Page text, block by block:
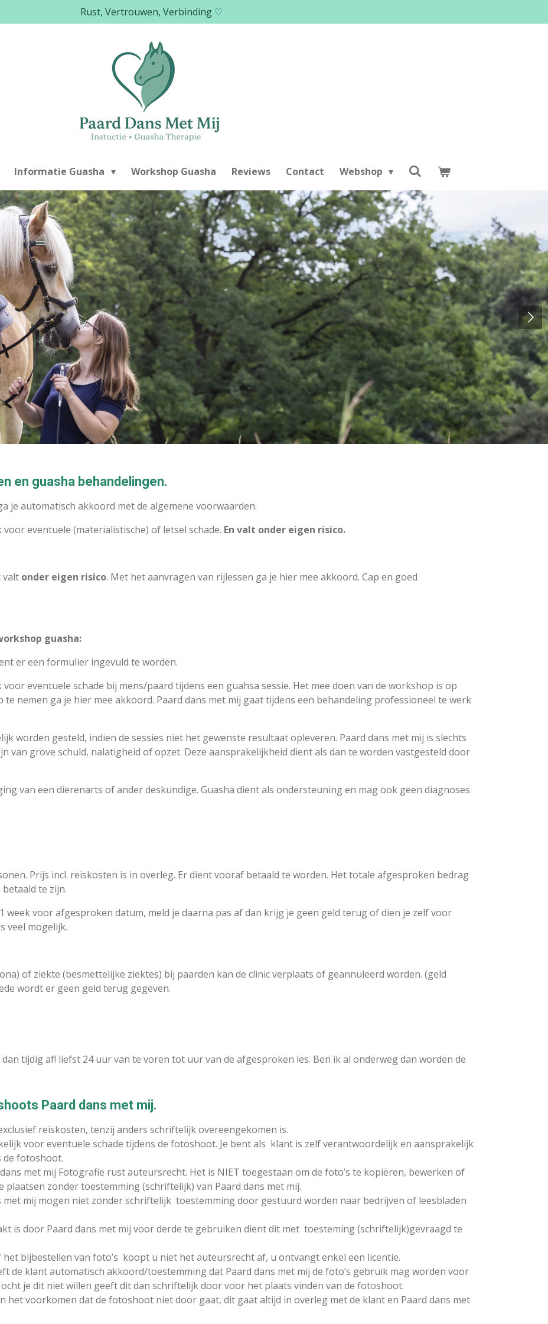
Rust, Vertrouwen, Verbinding ♡
Informatie Guasha Workshop Guasha Reviews Contact Webshop
en guasha behandelingen.
je automatisch akkoord met de algemene voorwaarden.
eventuele (materialistische) of letsel schade. En valt onder eigen risico.
valt onder eigen risico. Met het aanvragen van rijlessen ga je hier mee akkoord. Cap en goed
guasha:
er een formulier ingevuld te worden.
eventuele schade bij mens/paard tijdens een guahsa sessie. Het mee doen van de workshop is op
nemen ga je hier mee akkoord. Paard dans met mij gaat tijdens een behandeling professioneel te werk
worden gesteld, indien de sessies niet het gewenste resultaat opleveren. Paard dans met mij is slechts
van grove schuld, nalatigheid of opzet. Deze aansprakelijkheid dient als dan te worden vastgesteld door
van een dierenarts of ander deskundige. Guasha dient als ondersteuning en mag ook geen diagnoses
Prijs incl. reiskosten is in overleg. Er dient vooraf betaald te worden. Het totale afgesproken bedrag
te zijn.
week voor afgesproken datum, meld je daarna pas af dan krijg je geen geld terug of dien je zelf voor
veel mogelijk.
of ziekte (besmettelijke ziektes) bij paarden kan de clinic verplaats of geannuleerd worden. (geld
wordt er geen geld terug gegeven.
tijdig af! liefst 24 uur van te voren tot uur van de afgesproken les. Ben ik al onderweg dan worden de
Paard dans met mij.
reiskosten, tenzij anders schriftelijk overeengekomen is.
voor eventuele schade tijdens de fotoshoot. Je bent als klant is zelf verantwoordelijk en aansprakelijk
de fotoshoot.
met mij Fotografie rust auteursrecht. Het is NIET toegestaan om de foto’s te kopiëren, bewerken of
plaatsen zonder toestemming (schriftelijk) van Paard dans met mij.
met mij mogen niet zonder schriftelijk toestemming door gestuurd worden naar bedrijven of leesbladen
is door Paard dans met mij voor derde te gebruiken dient dit met toesteming (schriftelijk)gevraagd te
bijbestellen van foto’s koopt u niet het auteursrecht af, u ontvangt enkel een licentie.
de klant automatisch akkoord/toestemming dat Paard dans met mij de foto’s gebruik mag worden voor
je dit niet willen geeft dit dan schriftelijk door voor het plaats vinden van de fotoshoot.
het voorkomen dat de fotoshoot niet door gaat, dit gaat altijd in overleg met de klant en Paard dans met